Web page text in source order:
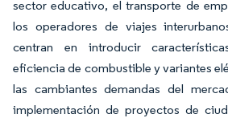
sector educativo, el transporte de
los operadores de viajes
centran en introducir
eficiencia de combustible y variantes
las cambiantes demandas del
implementación de proyectos de